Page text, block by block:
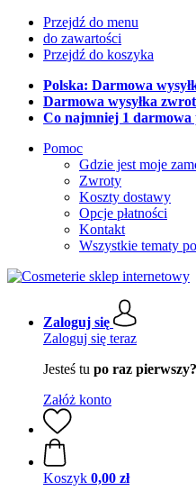
Przejdź do menu
do zawartości
Przejdź do koszyka
Polska: Darmowa
Darmowa wysyłka
Co najmniej 1 darmowa
Pomoc
Gdzie jest moje
Zwroty
Koszty dostawy
Opcje płatności
Kontakt
Wszystkie tematy
Zaloguj się
Zaloguj się teraz
Jesteś tu po raz pierwszy?
Załóż konto
Koszyk 0,00 zł